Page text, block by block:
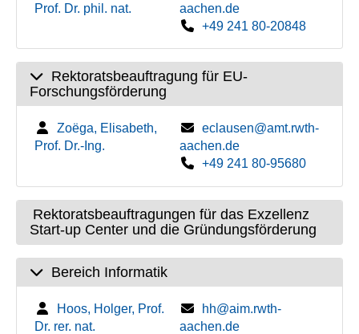
Prof. Dr. phil. nat.
aachen.de
+49 241 80-20848
Rektoratsbeauftragung für EU-
Forschungsförderung
Zoëga, Elisabeth,
Prof. Dr.-Ing.
eclausen@amt.rwth-
aachen.de
+49 241 80-95680
Rektoratsbeauftragungen für das Exzellenz
Start-up Center und die Gründungsförderung
Bereich Informatik
Hoos, Holger, Prof.
Dr. rer. nat.
hh@aim.rwth-
aachen.de